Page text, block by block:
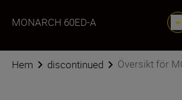
MONARCH 60ED-A
Hem discontinued Översikt för